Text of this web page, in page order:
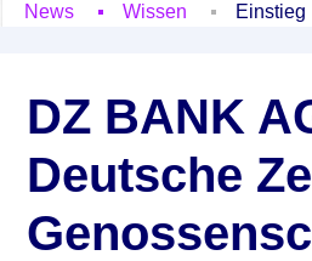
News
Wissen Einstieg
DZ BANK
Deutsche